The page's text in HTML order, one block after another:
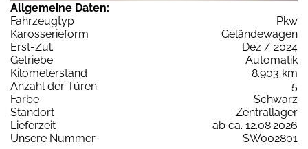
Allgemeine Daten:
Fahrzeugtyp
Pkw
Karosserieform
Geländewagen
Erst-Zul.
Dez / 2024
Getriebe
Automatik
Kilometerstand
8.903 km
Anzahl der Türen
5
Farbe
Schwarz
Standort
Zentrallager
Lieferzeit
ab ca. 12.08.2026
Unsere Nummer
SW002801